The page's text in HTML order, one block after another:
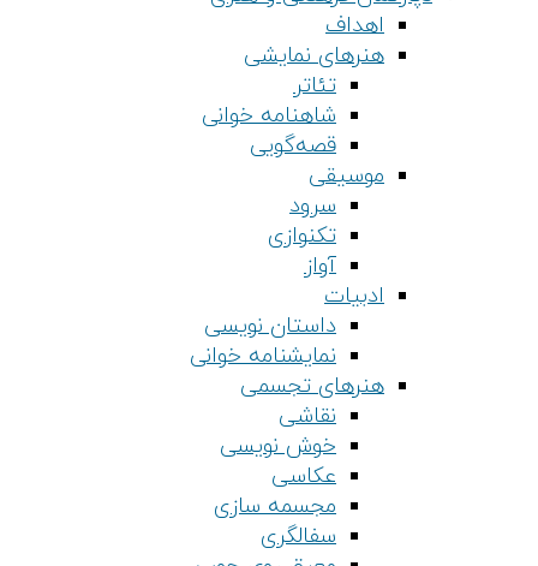
اهداف
هنرهای نمایشی
تئاتر
شاهنامه خوانی
قصه‌گویی
موسیقی
سرود
تکنوازی
آواز
ادبیات
داستان نویسی
نمایشنامه خوانی
هنرهای تجسمی
نقاشی
خوش نویسی
عکاسی
مجسمه سازی
سفالگری